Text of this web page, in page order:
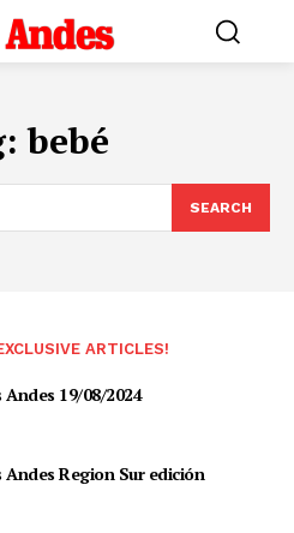
bebé
SEARCH
ARTICLES!
Andes 19/08/2024
Andes Region Sur edición